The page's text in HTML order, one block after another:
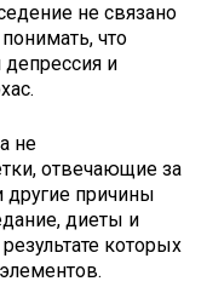
не связано
что
депрессия и
не
отвечающие за
другие причины
диеты и
которых